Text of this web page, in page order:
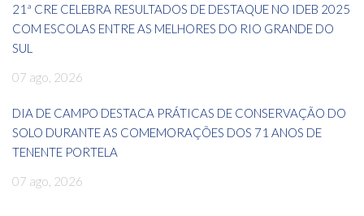
21ª CRE CELEBRA RESULTADOS DE DESTAQUE NO IDEB 2025
COM ESCOLAS ENTRE AS MELHORES DO RIO GRANDE DO
SUL
07 ago, 2026
DIA DE CAMPO DESTACA PRÁTICAS DE CONSERVAÇÃO DO
SOLO DURANTE AS COMEMORAÇÕES DOS 71 ANOS DE
TENENTE PORTELA
07 ago, 2026